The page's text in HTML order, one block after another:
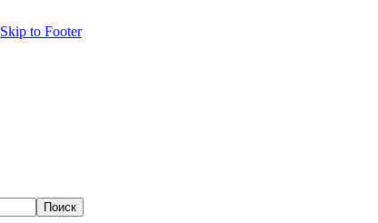
Skip to Footer